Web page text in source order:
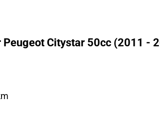
Peugeot Citystar 50cc (2011 -